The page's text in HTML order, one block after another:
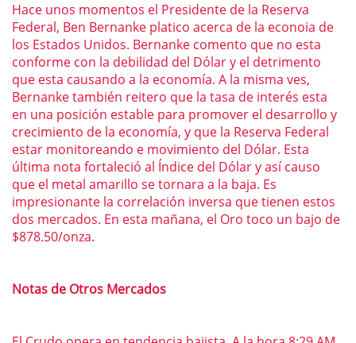
Hace unos momentos el Presidente de la Reserva
Federal, Ben Bernanke platico acerca de la econoia de
los Estados Unidos. Bernanke comento que no esta
conforme con la debilidad del Dólar y el detrimento
que esta causando a la economía. A la misma ves,
Bernanke también reitero que la tasa de interés esta
en una posición estable para promover el desarrollo y
crecimiento de la economía, y que la Reserva Federal
estar monitoreando e movimiento del Dólar. Esta
última nota fortaleció al Índice del Dólar y así causo
que el metal amarillo se tornara a la baja. Es
impresionante la correlación inversa que tienen estos
dos mercados. En esta mañana, el Oro toco un bajo de
$878.50/onza.
Notas de Otros Mercados